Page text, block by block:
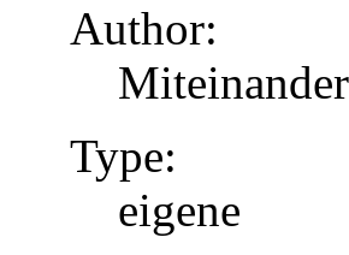
Author:
Type:
eigene